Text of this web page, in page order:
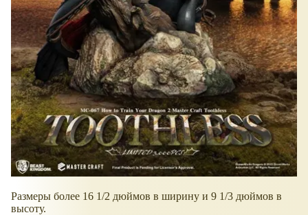
Размеры более 16 1/2 дюймов в ширину и 9 1/3 дюймов в
высоту.